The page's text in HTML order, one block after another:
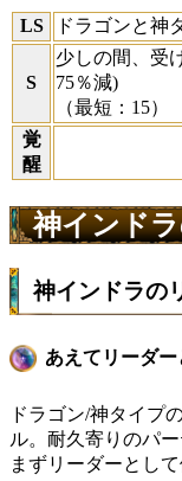
LS ドラゴンと神
S
少しの間、受
75％減)
（最短：15）
覚
醒
神インド
神インドラの
あえてリーダ
ドラゴン/神タイプ
ル。耐久寄りのパ
まずリーダーとし